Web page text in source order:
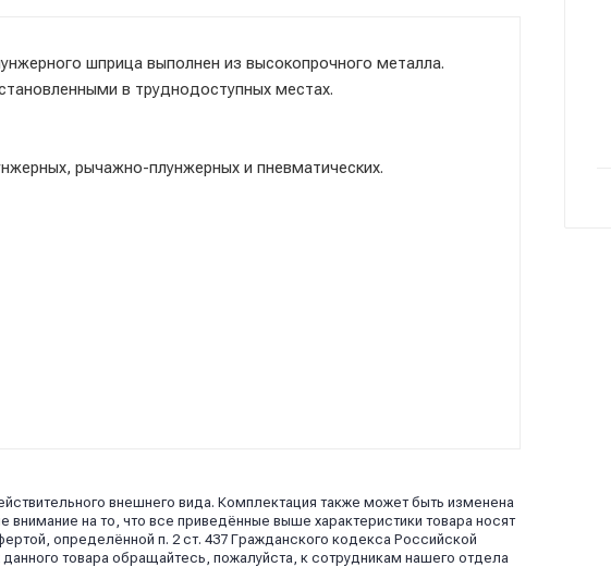
шприца выполнен из высокопрочного металла.
в труднодоступных местах.
рычажно-плунжерных и пневматических.
внешнего вида. Комплектация также может быть изменена
на то, что все приведённые выше характеристики товара носят
определённой п. 2 ст. 437 Гражданского кодекса Российской
товара обращайтесь, пожалуйста, к сотрудникам нашего отдела